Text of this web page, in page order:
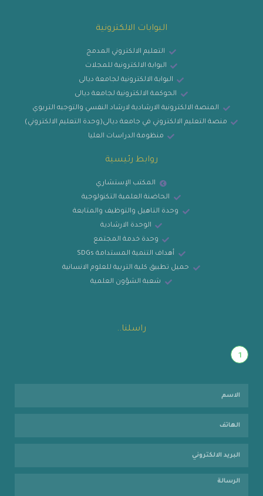
البوابات الالكترونية
التعليم الالكتروني المدمج
البوابة الالكترونية للمجلات
البوابة الالكترونية لجامعة ديالى
الحوكمة الالكترونية لجامعة ديالى
المنصة الالكترونية الارشادية لارشاد النفسي والتوجيه التربوي
منصة التعليم الالكتروني في جامعة ديالى(وحدة التعليم الالكتروني)
منظومة الدراسات العليا
روابط رئيسية
المكتب الإستشاري
الحاضنة العلمية التكنولوجية
وحدة التاهيل والتوظيف والمتابعة
الوحدة الارشادية
وحدة خدمة المجتمع
أهداف التنمية المستدامة SDGs
حميل تطبيق كلية التربية للعلوم الانسانية
شعبة الشؤون العلمية
راسلنا..
1